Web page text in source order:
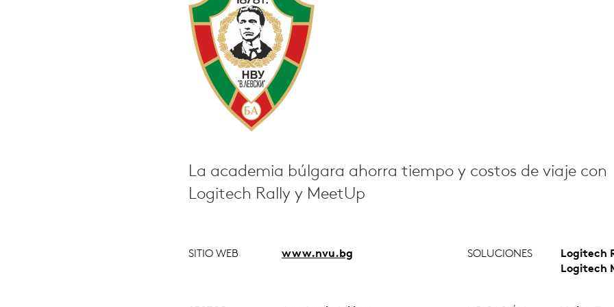
LOGITECH
La academia búlgara ahorra tiempo y costos de viaje con
Logitech Rally y MeetUp
SITIO WEB www.nvu.bg SOLUCIONES
Logitech
Logitech